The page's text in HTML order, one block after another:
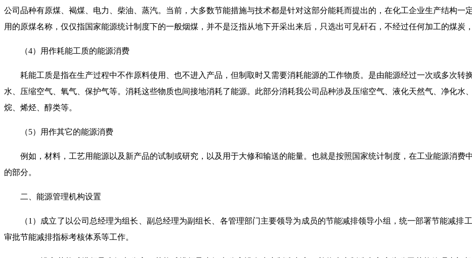
公司品种有原煤、褐煤、电力、柴油、蒸汽。当前，大多数节能措施与技术都是针对这部分能耗而提出的，在化工企业生产结构一
用的原煤名称，仅仅指国家能源统计制度下的一般烟煤，并不是泛指从地下开采出来后，只选出可见矸石，不经过任何加工的煤炭，
（4）用作耗能工质的能源消费
耗能工质是指在生产过程中不作原料使用、也不进入产品，但制取时又需要消耗能源的工作物质。是由能源经过一次或多次转
水、压缩空气、氧气、保护气等。消耗这些物质也间接地消耗了能源。此部分消耗我公司品种涉及压缩空气、液化天然气、净化
烷、烯烃、醇类等。
（5）用作其它的能源消费
例如，材料，工艺用能源以及新产品的试制或研究，以及用于大修和输送的能量。也就是按照国家统计制度，在工业能源消费
的部分。
二、能源管理机构设置
（1 ）成立了以公司总经理为组长、副总经理为副组长、各管理部门主要领导为成员的节能减排领导小组，统一部署节能减排
审批节能减排指标考核体系等工作。